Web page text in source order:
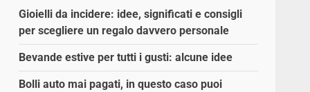
Gioielli da incidere: idee, significati e consigli
per scegliere un regalo davvero personale
Bevande estive per tutti i gusti: alcune idee
Bolli auto mai pagati, in questo caso puoi